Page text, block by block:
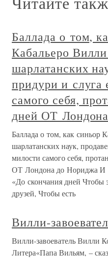
Баллада о том,
Кабальеро
шарлатанских
придури и слуга
самого себя,
дней ОТ
Баллада о том, как синьор
шарлатанских наук,
милости самого себя,
ОТ Лондона до Нориджа И
«До скончания дней Чтобы
друзей, Чтобы есть
Вилли-
Вилли-завоеватель Вилли
Литера«Папа Вильям, –